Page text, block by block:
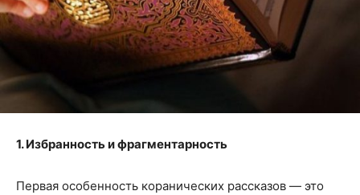
1. Избранность и фрагментарность
Первая особенность коранических рассказов — это